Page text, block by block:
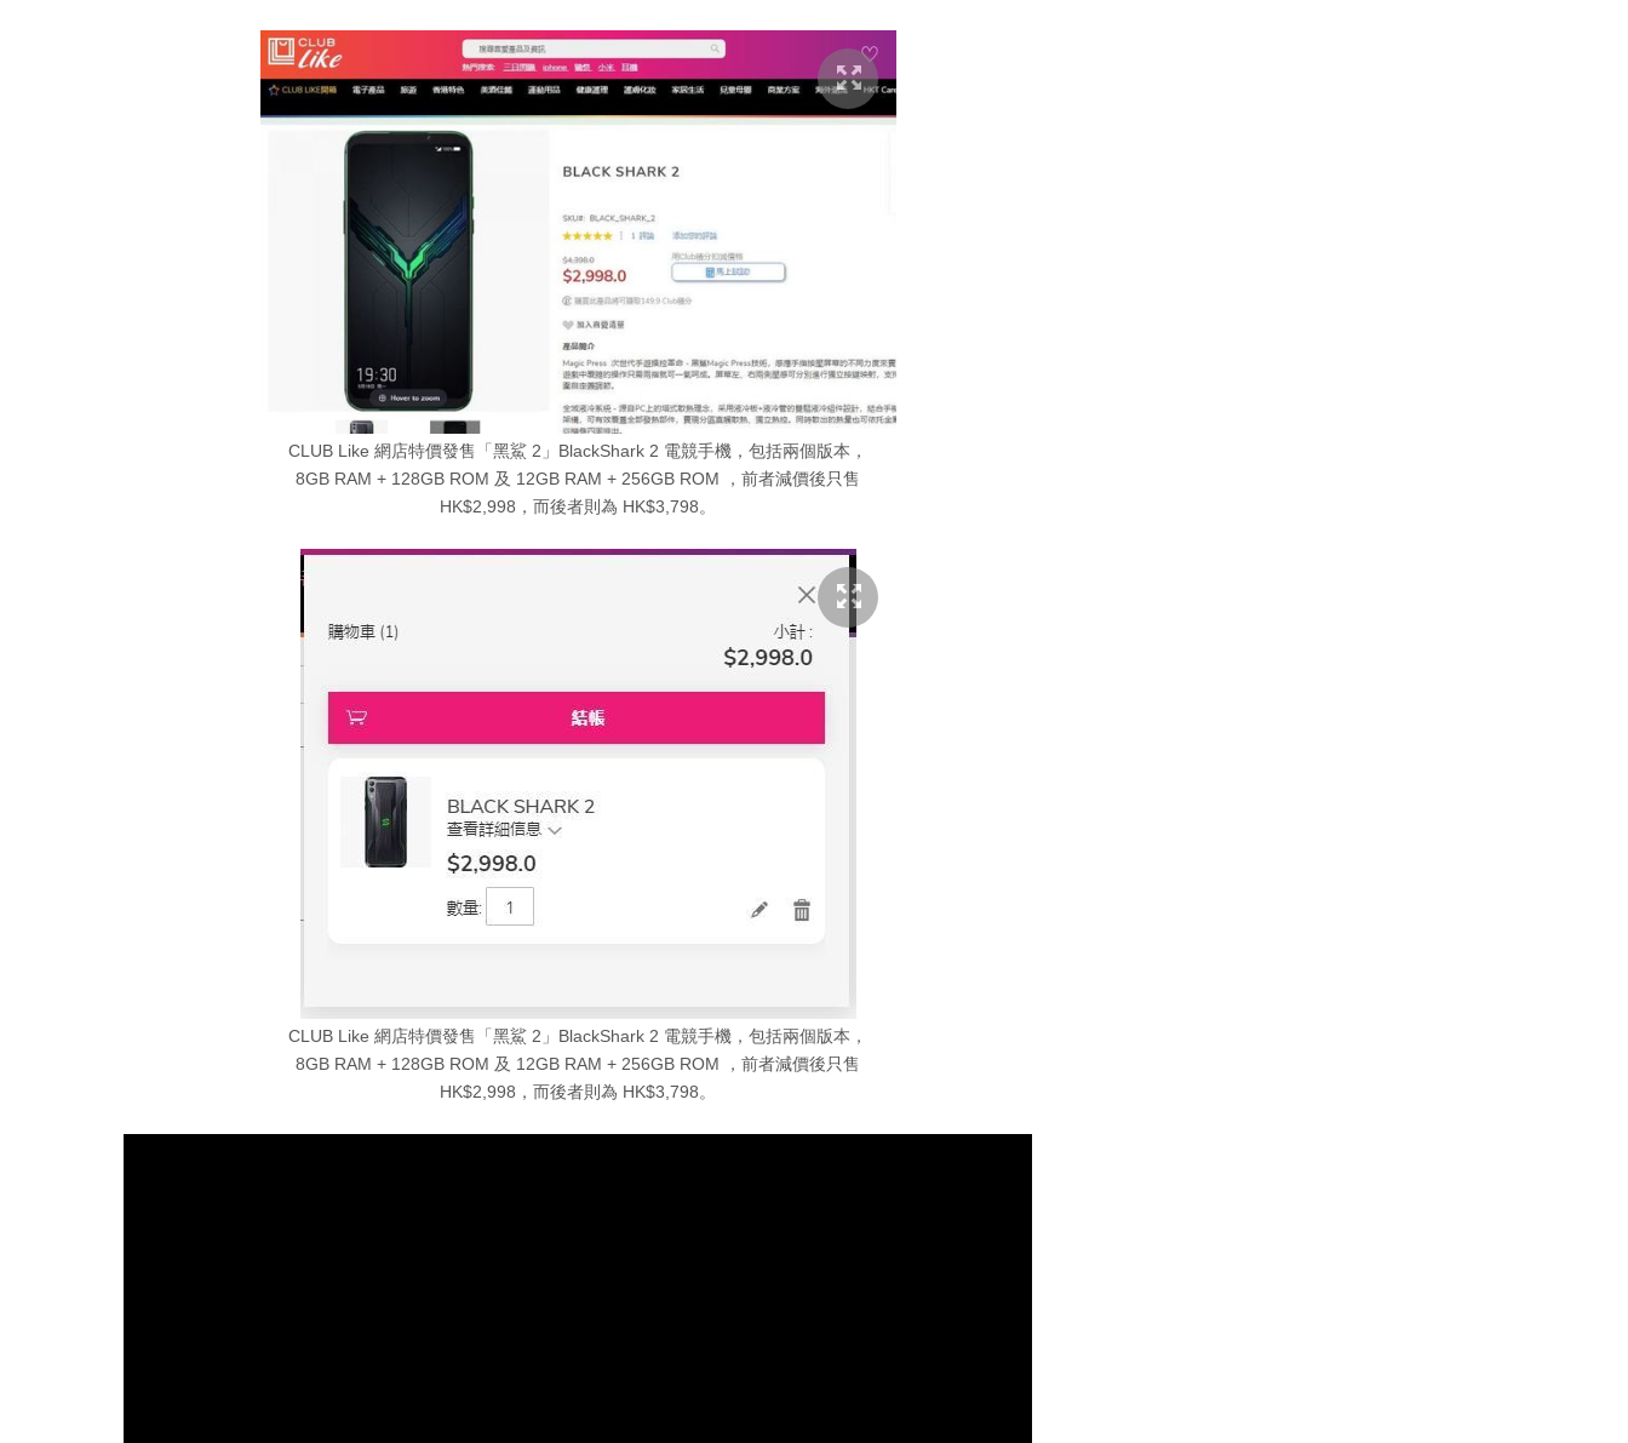
CLUB Like 網店特價發售「黑鯊 2」BlackShark 2 電競手機，包括兩個版本，
8GB RAM + 128GB ROM 及 12GB RAM + 256GB ROM ，前者減價後只售
HK$2,998，而後者則為 HK$3,798。
CLUB Like 網店特價發售「黑鯊 2」BlackShark 2 電競手機，包括兩個版本，
8GB RAM + 128GB ROM 及 12GB RAM + 256GB ROM ，前者減價後只售
HK$2,998，而後者則為 HK$3,798。